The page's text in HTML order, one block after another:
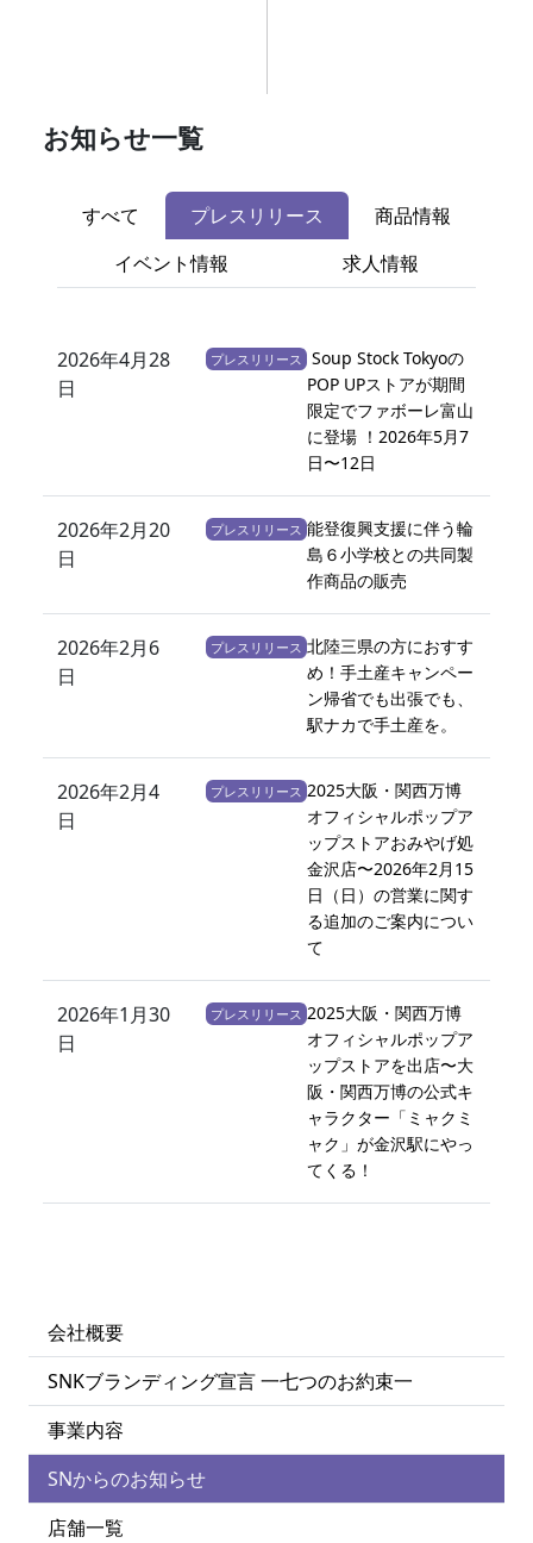
会社概要
SNKブランディング宣言 一七つのお約束一
事業内容
SNからのお知らせ
店舗一覧
お知らせ一覧
すべて プレスリリース
商品情報
イベント情報
求人情報
2026年4月28
日
プレスリリース Soup Stock Tokyoの
POP UPストアが期間
限定でファボーレ富山
に登場 ！2026年5月7
日〜12日
2026年2月20
日
プレスリリース 能登復興支援に伴う輪
島６小学校との共同製
作商品の販売
2026年2月6
日
プレスリリース 北陸三県の方におすす
め！手土産キャンペー
ン帰省でも出張でも、
駅ナカで手土産を。
2026年2月4
日
プレスリリース 2025大阪・関西万博
オフィシャルポップア
ップストアおみやげ処
金沢店〜2026年2月15
日（日）の営業に関す
る追加のご案内につい
て
2026年1月30
日
プレスリリース 2025大阪・関西万博
オフィシャルポップア
ップストアを出店〜大
阪・関西万博の公式キ
ャラクター「ミャクミ
ャク」が金沢駅にやっ
てくる！